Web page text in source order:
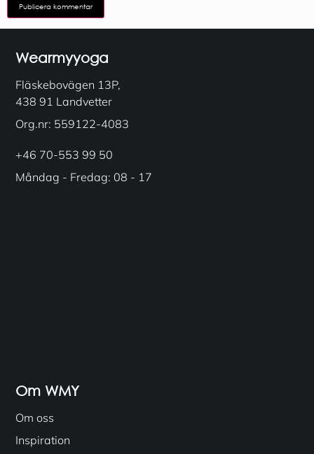
Wearmyyoga
Fläskebovägen 13P,
438 91 Landvetter
Org.nr: 559122-4083
+46 70-553 99 50
Måndag - Fredag: 08 - 17
Om WMY
Om oss
Inspiration